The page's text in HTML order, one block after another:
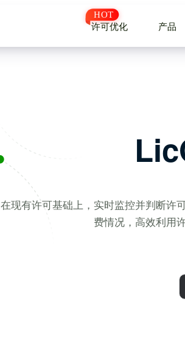
许可优化 产品
在现有许可基础上，实时监控并判断许
费情况，高效利用